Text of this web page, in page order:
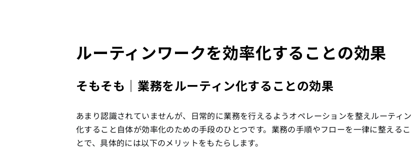
ルーティンワークを効率化することの効果
そもそも｜業務をルーティン化することの効果
あまり認識されていませんが、日常的に業務を行えるようオペレーションを整えルーティン
化すること自体が効率化のための手段のひとつです。業務の手順やフローを一律に整えるこ
とで、具体的には以下のメリットをもたらします。